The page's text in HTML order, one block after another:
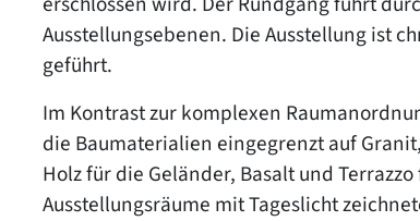
Ausstellungsebenen. Die Ausstellung ist
geführt.
Im Kontrast zur komplexen
die Baumaterialien eingegrenzt auf
Holz für die Geländer, Basalt und
Ausstellungsräume mit Tageslicht